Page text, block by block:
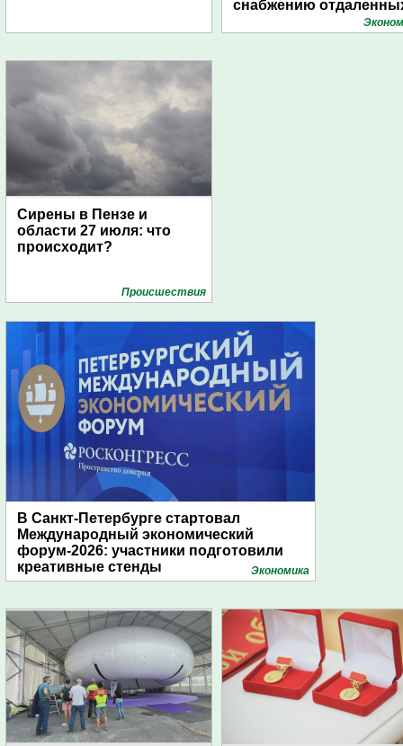
снабжению
поселений с помощью
Сирены в Пензе и
области 27 июля: что
происходит?
Проиcшествия
В Санкт-Петербурге стартовал
Международный экономический
форум-2026: участники подготовили
креативные стенды
Экономика